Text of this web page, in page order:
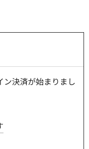
ン決済が始まりまし